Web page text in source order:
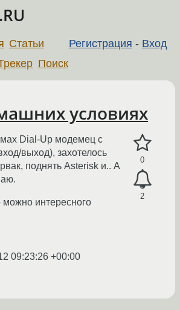
Регистрация - Вход
Статьи
Поиск
условиях
0
2
Dial-Up модемец с
выход), захотелось
поднять Asterisk и.. А
можно интересного
09:23:26 +00:00